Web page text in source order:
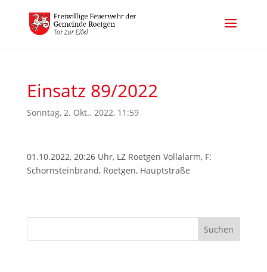
Einsatz 89/2022
Sonntag, 2. Okt.. 2022, 11:59
01.10.2022, 20:26 Uhr, LZ Roetgen Vollalarm, F:
Schornsteinbrand, Roetgen, Hauptstraße
Suchen